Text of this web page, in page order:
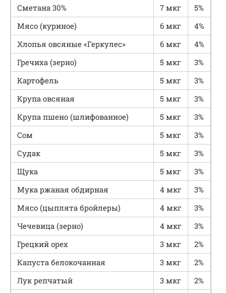
Сметана 30% 7 мкг
5%
Мясо (куриное)
6 мкг
4%
Хлопья овсяные «Геркулес»
6 мкг
4%
Гречиха (зерно)
5 мкг
3%
Картофель
5 мкг
3%
Крупа овсяная
5 мкг
3%
Крупа пшено (шлифованное)
5 мкг
3%
Сом
5 мкг
3%
Судак
5 мкг
3%
Щука
5 мкг
3%
Мука ржаная обдирная
4 мкг
3%
Мясо (цыплята бройлеры)
4 мкг
3%
Чечевица (зерно)
4 мкг
3%
Грецкий орех
3 мкг
2%
Капуста белокочанная
3 мкг
2%
Лук репчатый
3 мкг
2%